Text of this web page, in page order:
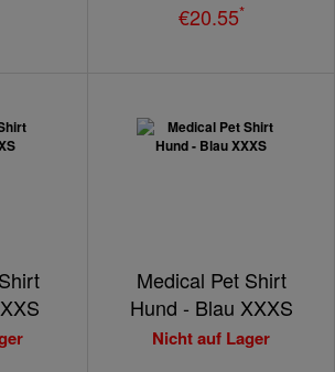
€20.55*
Medical Pet Shirt
Hund - Blau XXXS
Nicht auf Lager